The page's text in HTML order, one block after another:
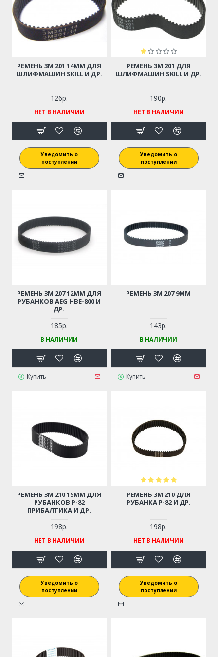
РЕМЕНЬ 3М 201 14ММ ДЛЯ
ШЛИФМАШИН SKILL И ДР.
126р.
НЕТ В НАЛИЧИИ
Уведомить о
поступлении
РЕМЕНЬ 3М 201 ДЛЯ
ШЛИФМАШИН SKILL И ДР.
190р.
НЕТ В НАЛИЧИИ
Уведомить о
поступлении
РЕМЕНЬ 3М 207 12ММ ДЛЯ
РУБАНКОВ AEG HBE-800 И
ДР.
185р.
В НАЛИЧИИ
Купить
РЕМЕНЬ 3М 207 9ММ
143р.
В НАЛИЧИИ
Купить
РЕМЕНЬ 3М 210 15ММ ДЛЯ
РУБАНКОВ Р-82
ПРИБАЛТИКА И ДР.
198р.
НЕТ В НАЛИЧИИ
Уведомить о
поступлении
РЕМЕНЬ 3М 210 ДЛЯ
РУБАНКА Р-82 И ДР.
198р.
НЕТ В НАЛИЧИИ
Уведомить о
поступлении